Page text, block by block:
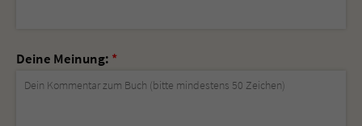
Deine Meinung: *